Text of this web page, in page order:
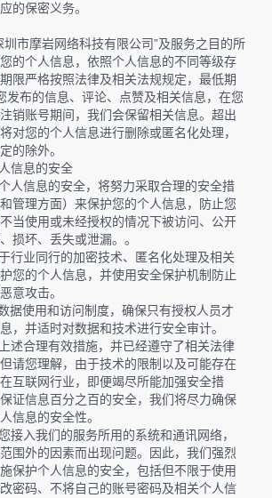
的保密义务。
圳市摩岩网络科技有限公司”及服务之目的所
的个人信息，依照个人信息的不同等级存
限严格按照法律及相关法规规定，最低期
发布的信息、评论、点赞及相关信息，在您
销账号期间，我们会保留相关信息。超出
对您的个人信息进行删除或匿名化处理，
的除外。
信息的安全
人信息的安全，将努力采取合理的安全措
管理方面）来保护您的个人信息，防止您
当使用或未经授权的情况下被访问、公开
损坏、丢失或泄漏。。
行业同行的加密技术、匿名化处理及相关
您的个人信息，并使用安全保护机制防止
意攻击。
据使用和访问制度，确保只有授权人员才
，并适时对数据和技术进行安全审计。
述合理有效措施，并已经遵守了相关法律
请您理解，由于技术的限制以及可能存在
互联网行业，即便竭尽所能加强安全措
证信息百分之百的安全，我们将尽力确保
信息的安全性。
接入我们的服务所用的系统和通讯网络，
围外的因素而出现问题。因此，我们强烈
保护个人信息的安全，包括但不限于使用
密码、不将自己的账号密码及相关个人信